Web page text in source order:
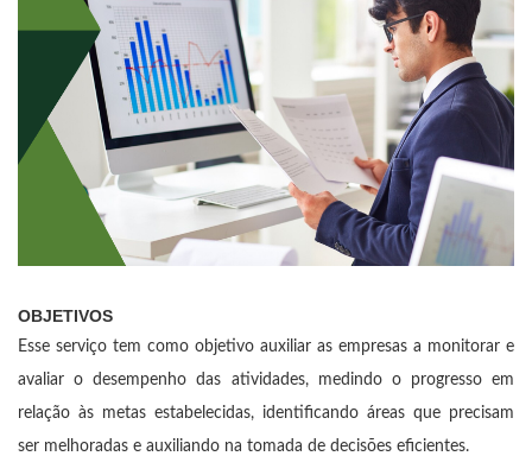
OBJETIVOS
Esse serviço tem como objetivo auxiliar as empresas a monitorar e
avaliar o desempenho das atividades, medindo o progresso em
relação às metas estabelecidas, identificando áreas que precisam
ser melhoradas e auxiliando na tomada de decisões eficientes.